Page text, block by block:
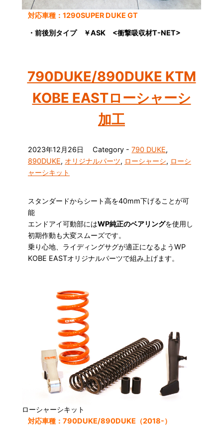
対応車種：1290SUPER DUKE GT
・前後別タイプ ￥ASK <衝撃吸収材T-NET>
790DUKE/890DUKE KTM
KOBE EASTローシャーシ
加工
2023年12月26日 Category -790 DUKE,
890DUKE, オリジナルパーツ, ローシャーシ, ローシ
ャーシキット
スタンダードからシート高を40mm下げることが可
能
エンドアイ可動部にはWP純正のベアリングを使用し
初期作動も大変スムーズです。
乗り心地、ライディングサグが適正になるようWP
KOBE EASTオリジナルパーツで組み上げます。
ローシャーシキット
対応車種：790DUKE/890DUKE（2018-）